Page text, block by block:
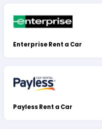
Enterprise Rent a Car
Payless Rent a Car